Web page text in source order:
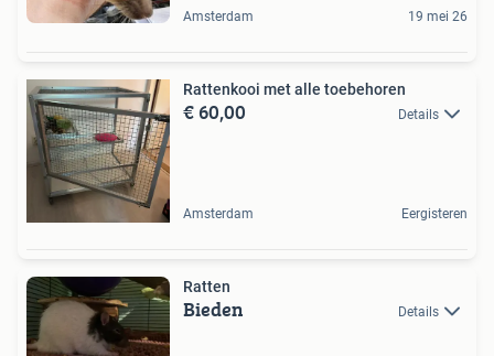
Amsterdam 19 mei 26
Rattenkooi met alle toebehoren
€ 60,00 Details
Amsterdam Eergisteren
Ratten
Bieden Details